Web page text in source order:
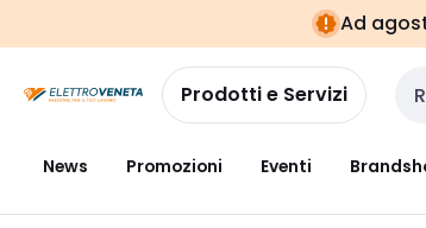
navigazionealla
pagina
Ad
Prodotti e Servizi
News Promozioni Eventi